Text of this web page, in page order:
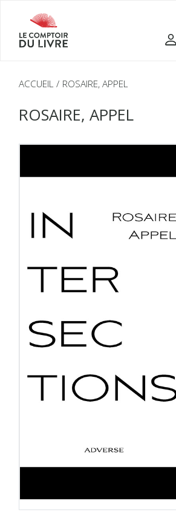
ACCUEIL ROSAIRE, APPEL
ROSAIRE, APPEL